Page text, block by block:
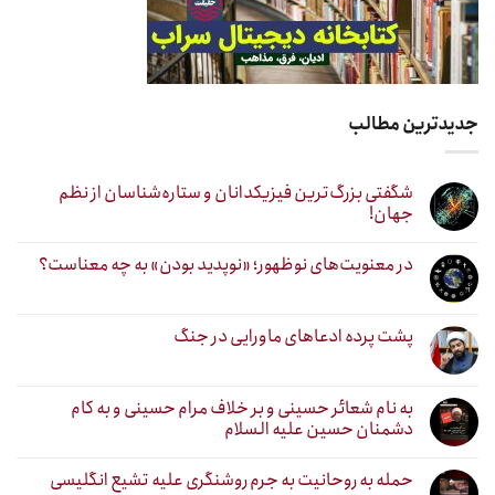
جدیدترین مطالب
شگفتی بزرگ‌ترین فیزیکدانان و ستاره‌شناسان از نظم
جهان!
در معنویت‌های نوظهور؛ «نوپدید بودن» به چه معناست؟
پشت پرده ادعاهای ماورایی در جنگ
به نام شعائر حسینی و بر خلاف مرام حسینی و به کام
دشمنان حسین علیه السلام
حمله به روحانیت به جرم روشنگری علیه تشیع انگلیسی